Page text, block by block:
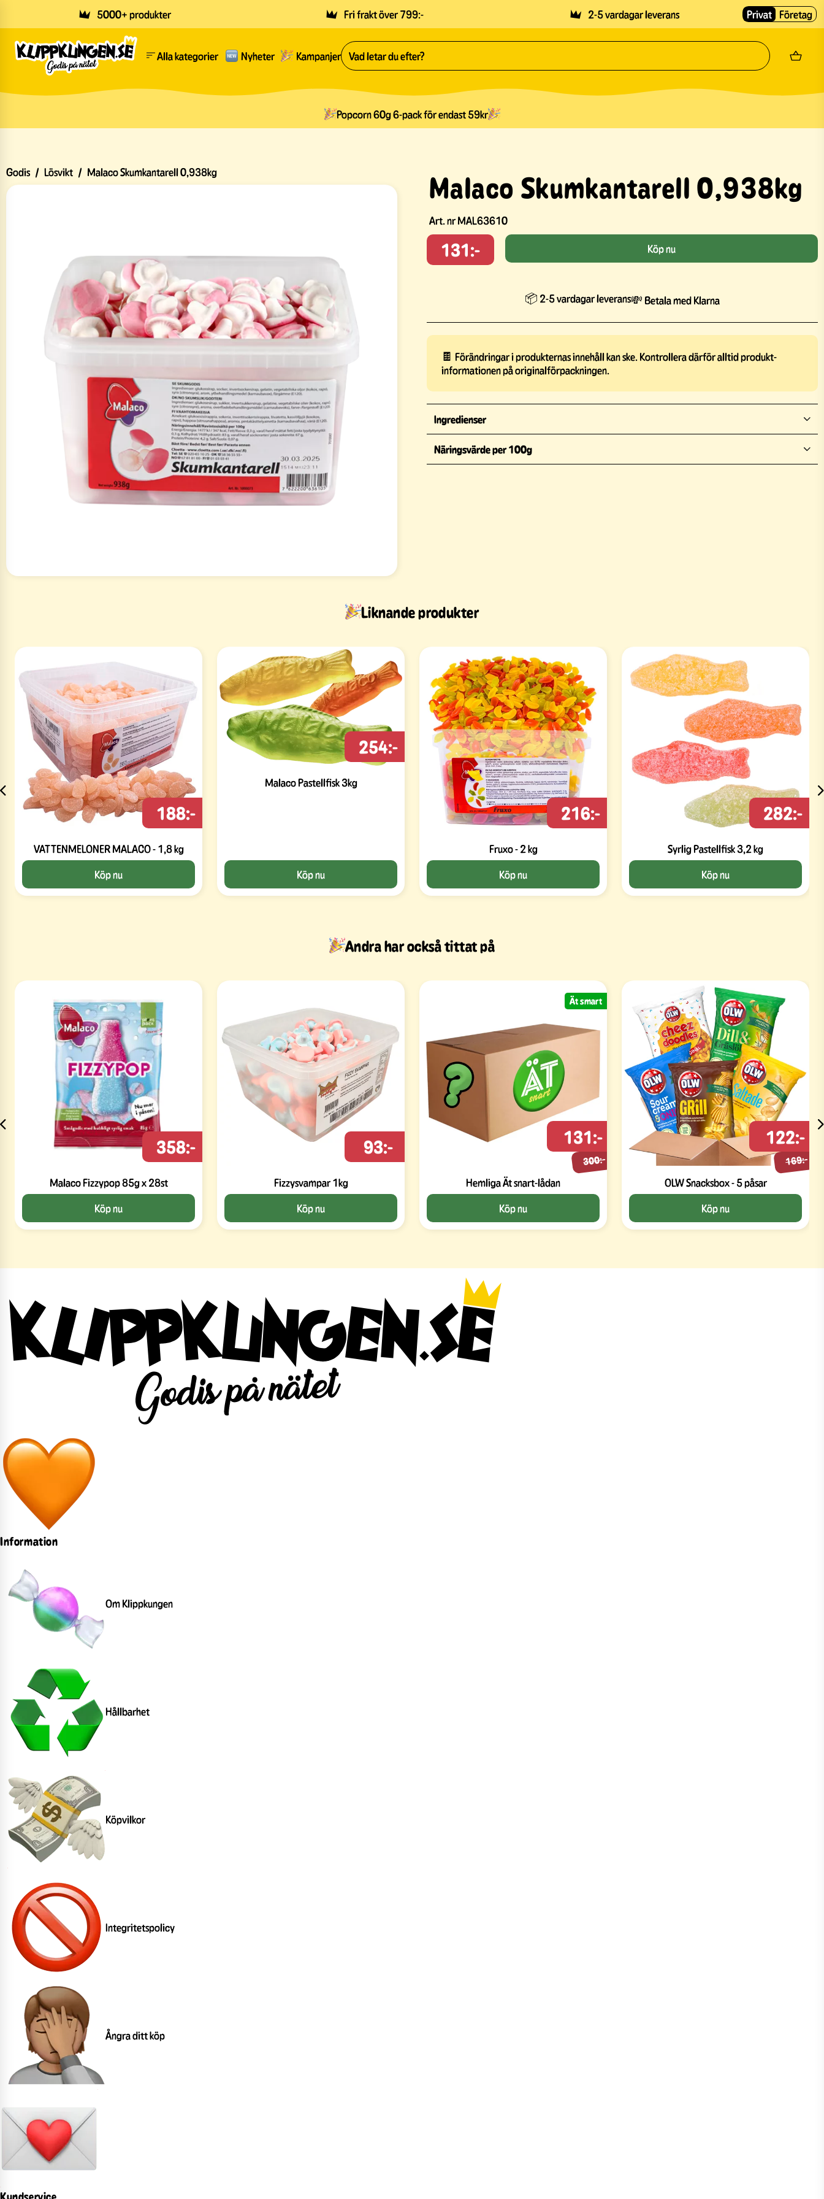
5000+ produkter Fri frakt över 799:- 2-5 vardagar leverans Privat Företag
Alla kategorier Nyheter Kampanjer
Popcorn 60g 6-pack för endast 59kr
Godis / Lösvikt / Malaco Skumkantarell 0,938kg Malaco Skumkantarell 0,938kg
Art. nrMAL63610
131:- Köp nu
📦 2-5 vardagar leverans💸 Betala med Klarna
🍫 Förändringar i produkternas innehåll kan ske. Kontrollera därför alltid produkt-
informationen på originalförpackningen.
Ingredienser
Näringsvärde per 100g
Liknande produkter
VATTENMELONER MALACO - 1,8 kg
188:-
Köp nu
Malaco Pastellfisk 3kg
254:-
Köp nu
Fruxo - 2 kg
216:-
Köp nu
Syrlig Pastellfisk 3,2 kg
282:-
Köp nu
Andra har också tittat på
Malaco Fizzypop 85g x 28st
358:-
Köp nu
Fizzysvampar 1kg
93:-
Köp nu
Hemliga Ät snart-lådan
300:-
131:-
Köp nu
Ät smart
OLW Snacksbox - 5 påsar
169:-
122:-
Köp nu
Information
Om Klippkungen
Hållbarhet
Köpvilkor
Integritetspolicy
Ångra ditt köp